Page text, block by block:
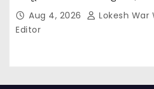
Aug 4, 2026
Lokesh
Editor